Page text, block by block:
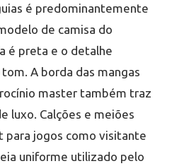
é predominantemente
de camisa do
é preta e o detalhe
A borda das mangas
master também traz
luxo. Calções e meiões
para jogos como visitante
uniforme utilizado pelo